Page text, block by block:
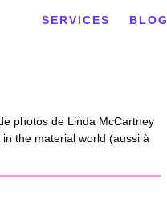
SERVICES BLOG
photos de Linda McCartney
the material world (aussi à